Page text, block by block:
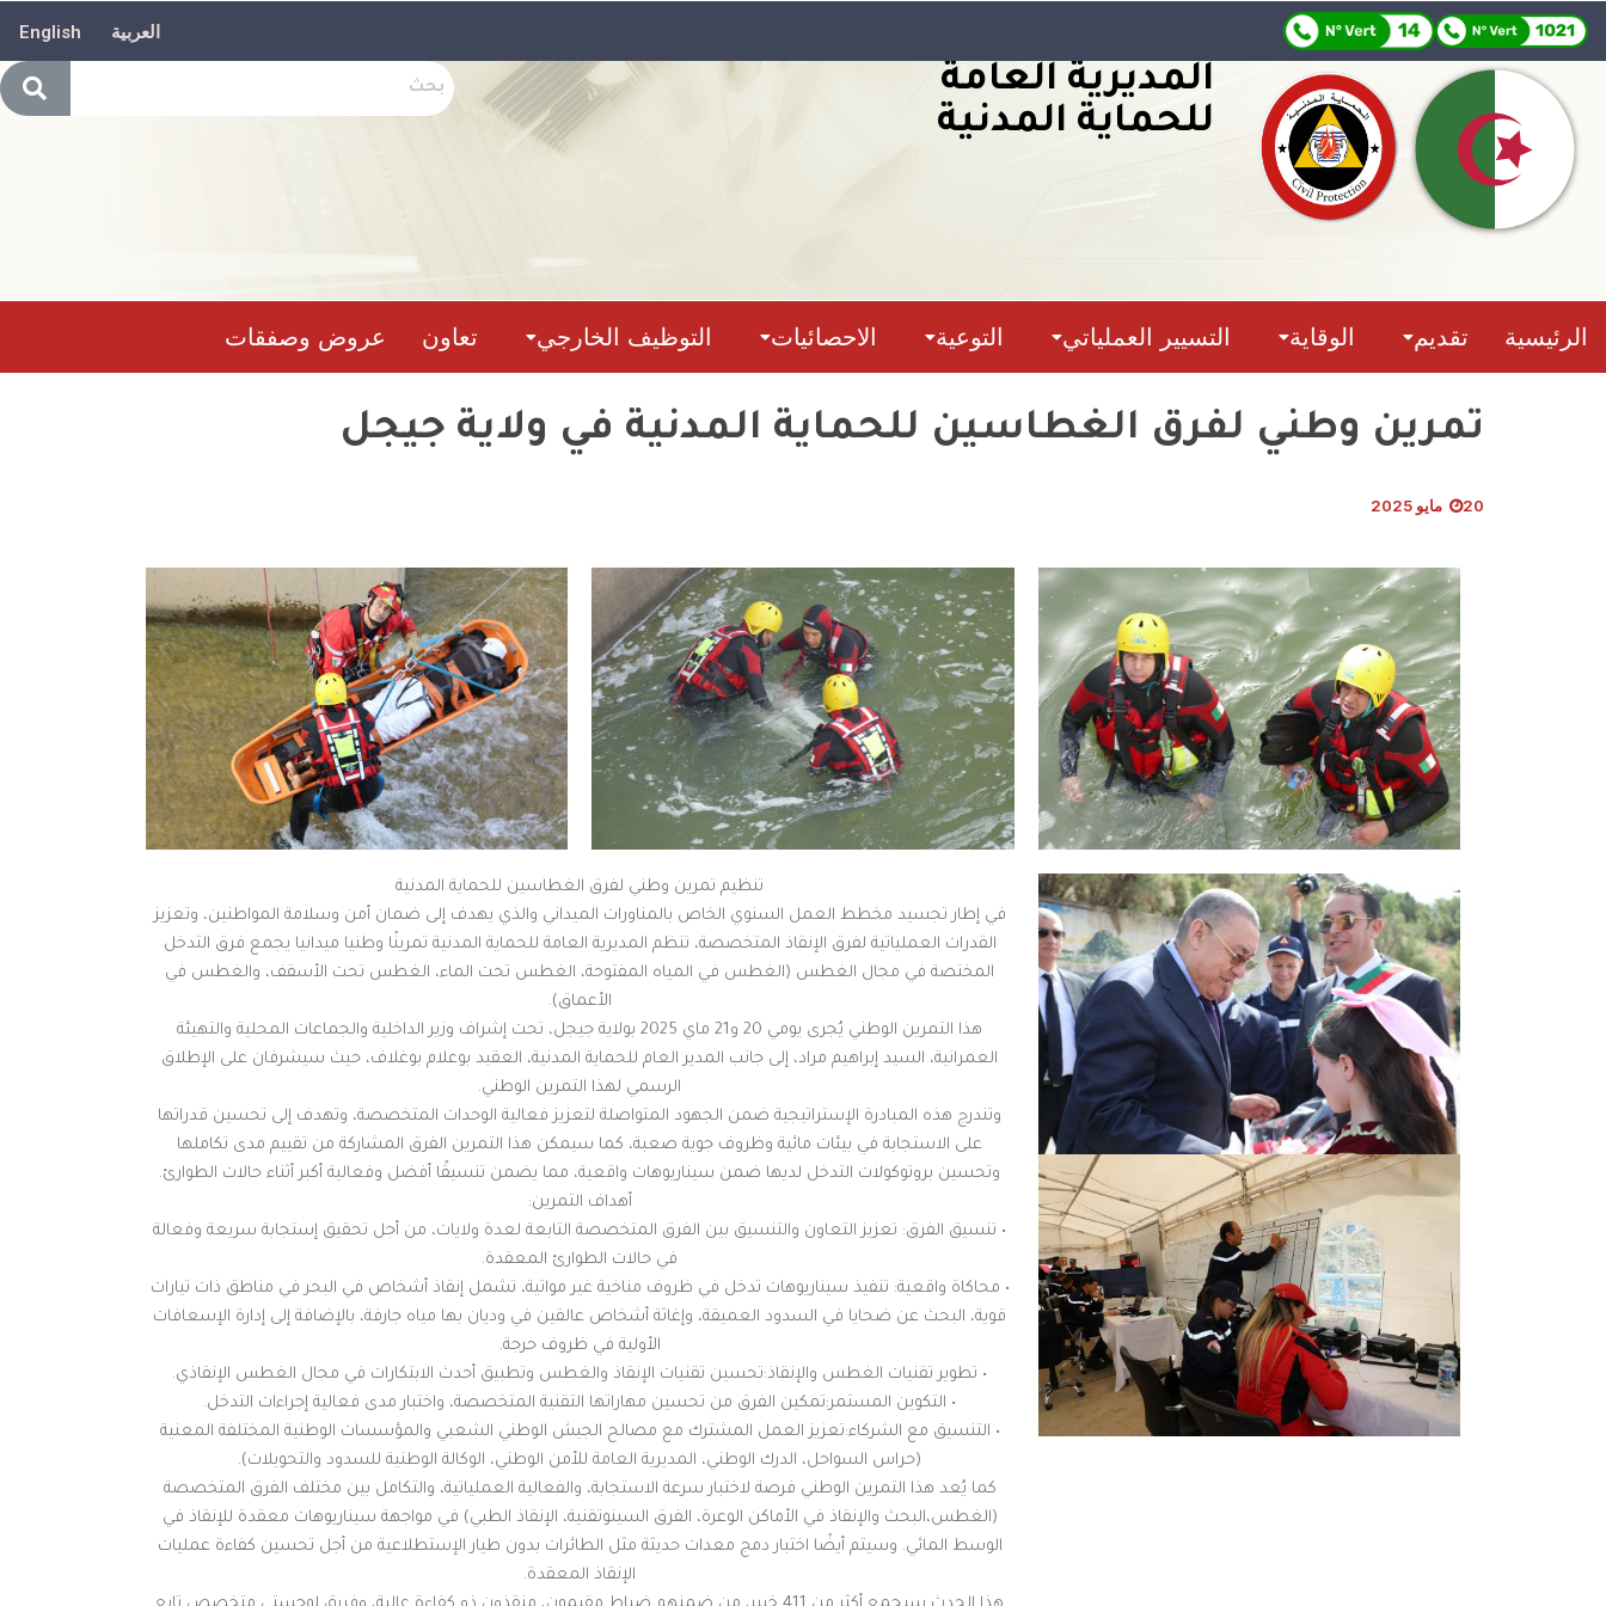
العربية English
المديرية العامة
للحماية المدنية
الرئيسية تقديم الوقاية التسيير العملياتي التوعية الاحصائيات التوظيف الخارجي تعاون عروض وصفقات
تمرين وطني لفرق الغطاسين للحماية المدنية في ولاية جيجل
20 مايو 2025
تنظيم تمرين وطني لفرق الغطاسين للحماية المدنية
في إطار تجسيد مخطط العمل السنوي الخاص بالمناورات الميداني والذي يهدف إلى ضمان أمن وسلامة المواطنين، وتعزيز
القدرات العملياتية لفرق الإنقاذ المتخصصة، تنظم المديرية العامة للحماية المدنية تمرينًا وطنيا ميدانيا يجمع فرق التدخل
المختصة في مجال الغطس (الغطس في المياه المفتوحة، الغطس تحت الماء، الغطس تحت الأسقف، والغطس في
الأعماق).
هذا التمرين الوطني يُجرى يومي 20 و21 ماي 2025 بولاية جيجل، تحت إشراف وزير الداخلية والجماعات المحلية والتهيئة
العمرانية، السيد إبراهيم مراد، إلى جانب المدير العام للحماية المدنية، العقيد بوعلام بوغلاف، حيث سيشرفان على الإطلاق
الرسمي لهذا التمرين الوطني.
وتندرج هذه المبادرة الإستراتيجية ضمن الجهود المتواصلة لتعزيز فعالية الوحدات المتخصصة، وتهدف إلى تحسين قدراتها
على الاستجابة في بيئات مائية وظروف جوية صعبة، كما سيمكن هذا التمرين الفرق المشاركة من تقييم مدى تكاملها
وتحسين بروتوكولات التدخل لديها ضمن سيناريوهات واقعية، مما يضمن تنسيقًا أفضل وفعالية أكبر أثناء حالات الطوارئ.
أهداف التمرين:
• تنسيق الفرق: تعزيز التعاون والتنسيق بين الفرق المتخصصة التابعة لعدة ولايات، من أجل تحقيق إستجابة سريعة وفعالة
في حالات الطوارئ المعقدة.
• محاكاة واقعية: تنفيذ سيناريوهات تدخل في ظروف مناخية غير مواتية، تشمل إنقاذ أشخاص في البحر في مناطق ذات تيارات
قوية، البحث عن ضحايا في السدود العميقة، وإغاثة أشخاص عالقين في وديان بها مياه جارفة، بالإضافة إلى إدارة الإسعافات
الأولية في ظروف حرجة.
• تطوير تقنيات الغطس والإنقاذ:تحسين تقنيات الإنقاذ والغطس وتطبيق أحدث الابتكارات في مجال الغطس الإنقاذي.
• التكوين المستمر:تمكين الفرق من تحسين مهاراتها التقنية المتخصصة، واختبار مدى فعالية إجراءات التدخل.
• التنسيق مع الشركاء:تعزيز العمل المشترك مع مصالح الجيش الوطني الشعبي والمؤسسات الوطنية المختلفة المعنية
(حراس السواحل، الدرك الوطني، المديرية العامة للأمن الوطني، الوكالة الوطنية للسدود والتحويلات).
كما يُعد هذا التمرين الوطني فرصة لاختبار سرعة الاستجابة، والفعالية العملياتية، والتكامل بين مختلف الفرق المتخصصة
(الغطس،البحث والإنقاذ في الأماكن الوعرة، الفرق السينوتقنية، الإنقاذ الطبي) في مواجهة سيناريوهات معقدة للإنقاذ في
الوسط المائي. وسيتم أيضًا اختبار دمج معدات حديثة مثل الطائرات بدون طيار الإستطلاعية من أجل تحسين كفاءة عمليات
الإنقاذ المعقدة.